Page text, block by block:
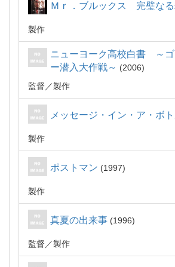
Ｍｒ．ブルックス 完璧な
製作
ニューヨーク高校白書 ～ゴ
ー潜入大作戦～
2006
監督
製作
メッセージ・イン・ア・ボ
製作
ポストマン 1997
製作
真夏の出来事 1996
監督 製作